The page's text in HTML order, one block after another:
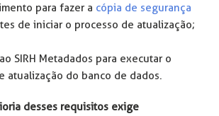
para fazer a cópia de segurança
de iniciar o processo de atualização;
SIRH Metadados para executar o
atualização do banco de dados.
desses requisitos exige